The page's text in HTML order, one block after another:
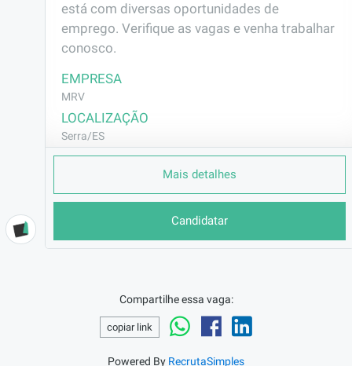
está com diversas oportunidades de
emprego. Verifique as vagas e venha trabalhar
conosco.
EMPRESA
MRV
LOCALIZAÇÃO
Serra/ES
REMUNERAÇÃO
VAGA AFIRMATIVA
Construção Civil
BENEFÍCIOS
Candidatar
Mais detalhes
Compartilhe essa vaga:
copiar link
Powered By RecrutaSimples